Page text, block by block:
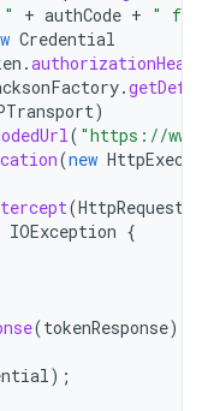
" + authCode + " for
Credential
.
.
)
( "https://
(new
(HttpRequest
IOException {
(tokenResponse);
);